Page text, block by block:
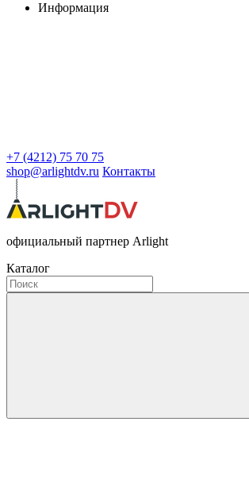
Информация
+7 (4212) 75 70 75
shop@arlightdv.ru Контакты
официальный партнер Arlight
Каталог